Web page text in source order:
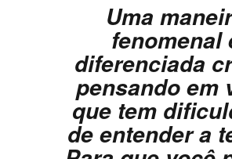
Uma
fenomenal
diferenciada
pensando em
que tem
de entender a